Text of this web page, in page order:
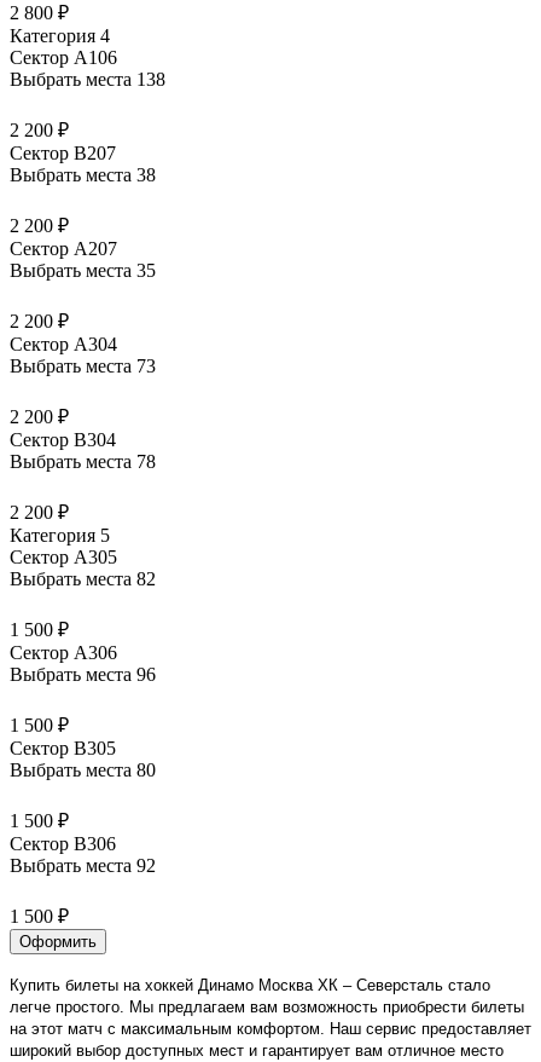
2 800 ₽
Категория 4
Сектор А106
Выбрать места 138
2 200 ₽
Сектор В207
Выбрать места 38
2 200 ₽
Сектор А207
Выбрать места 35
2 200 ₽
Сектор А304
Выбрать места 73
2 200 ₽
Сектор В304
Выбрать места 78
2 200 ₽
Категория 5
Сектор А305
Выбрать места 82
1 500 ₽
Сектор А306
Выбрать места 96
1 500 ₽
Сектор В305
Выбрать места 80
1 500 ₽
Сектор В306
Выбрать места 92
1 500 ₽
Оформить
Купить билеты на хоккей Динамо Москва ХК – Северсталь стало
легче простого. Мы предлагаем вам возможность приобрести билеты
на этот матч с максимальным комфортом. Наш сервис предоставляет
широкий выбор доступных мест и гарантирует вам отличное место